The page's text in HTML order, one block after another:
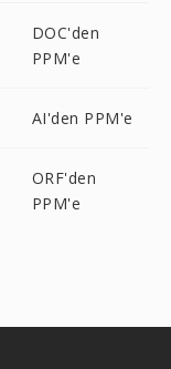
DOC'den
PPM'e
AI'den PPM'e
ORF'den
PPM'e